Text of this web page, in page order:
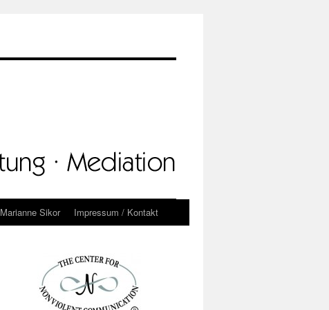
Marianne Sikor Impressum / Kontakt